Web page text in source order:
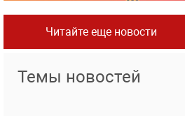
Читайте еще новости
Темы новостей